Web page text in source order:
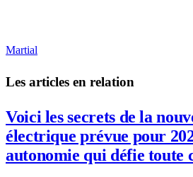
Martial
Les articles en relation
Voici les secrets de la
électrique prévue pour
autonomie qui défie toute